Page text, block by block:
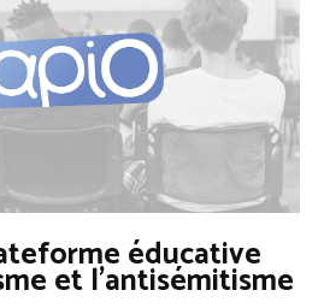
éducative
et l'antisémitisme